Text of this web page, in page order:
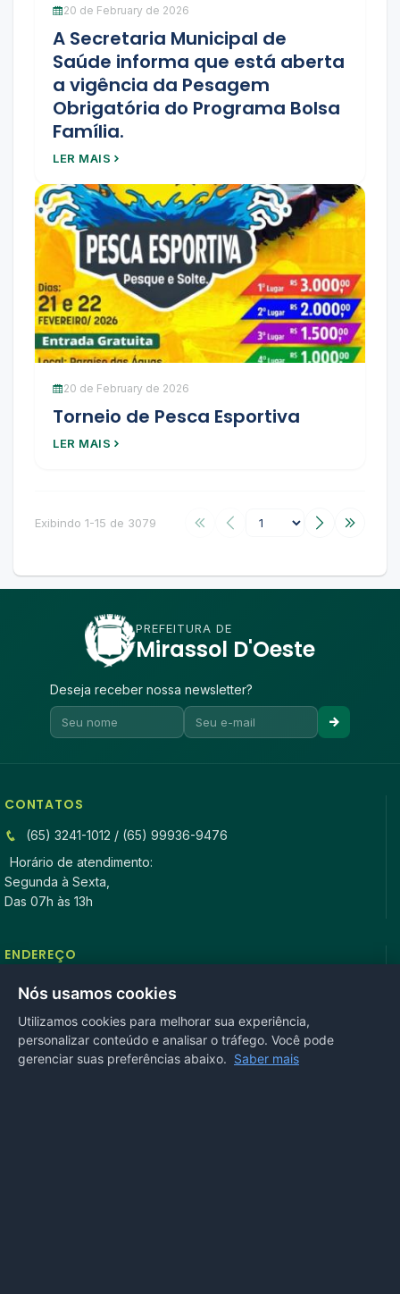
20 de February de 2026
A Secretaria Municipal de
Saúde informa que está aberta
a vigência da Pesagem
Obrigatória do Programa Bolsa
Família.
LER MAIS
20 de February de 2026
Torneio de Pesca Esportiva
LER MAIS
Exibindo 1-15 de 3079
PREFEITURA DE
Mirassol D'Oeste
Deseja receber nossa newsletter?
CONTATOS
(65) 3241-1012 / (65) 99936-9476
Horário de atendimento:
Segunda à Sexta,
Das 07h às 13h
ENDEREÇO
Rua Antonio Tavares, n° 3310, Centro CEP: 78.280-000 -
Mirassol D’Oeste, MT
REDES SOCIAIS
Nós usamos cookies
Utilizamos cookies para melhorar sua experiência,
personalizar conteúdo e analisar o tráfego. Você pode
gerenciar suas preferências abaixo. Saber mais